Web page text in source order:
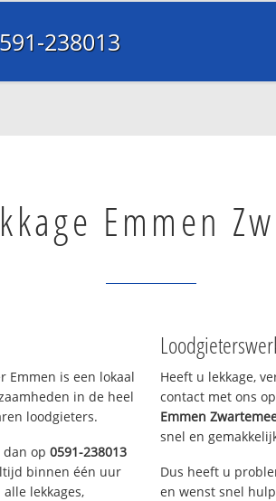
238013
Emmen
Emmen is een lokaal
in de heel
loodgieters.
dan op0591-238013
binnen één uur
lekkages,
Heeft u lekkage,
contact met ons
Emmen
snel en
Dus heeft u
en wenst snel